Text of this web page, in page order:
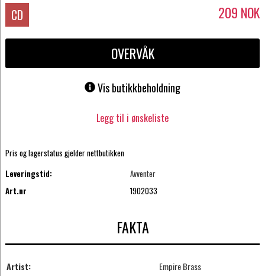
CD 209 NOK
OVERVÅK
Vis butikkbeholdning
Legg til i ønskeliste
Pris og lagerstatus gjelder nettbutikken
Leveringstid:
Avventer
Art.nr
1902033
FAKTA
Artist:
Empire Brass